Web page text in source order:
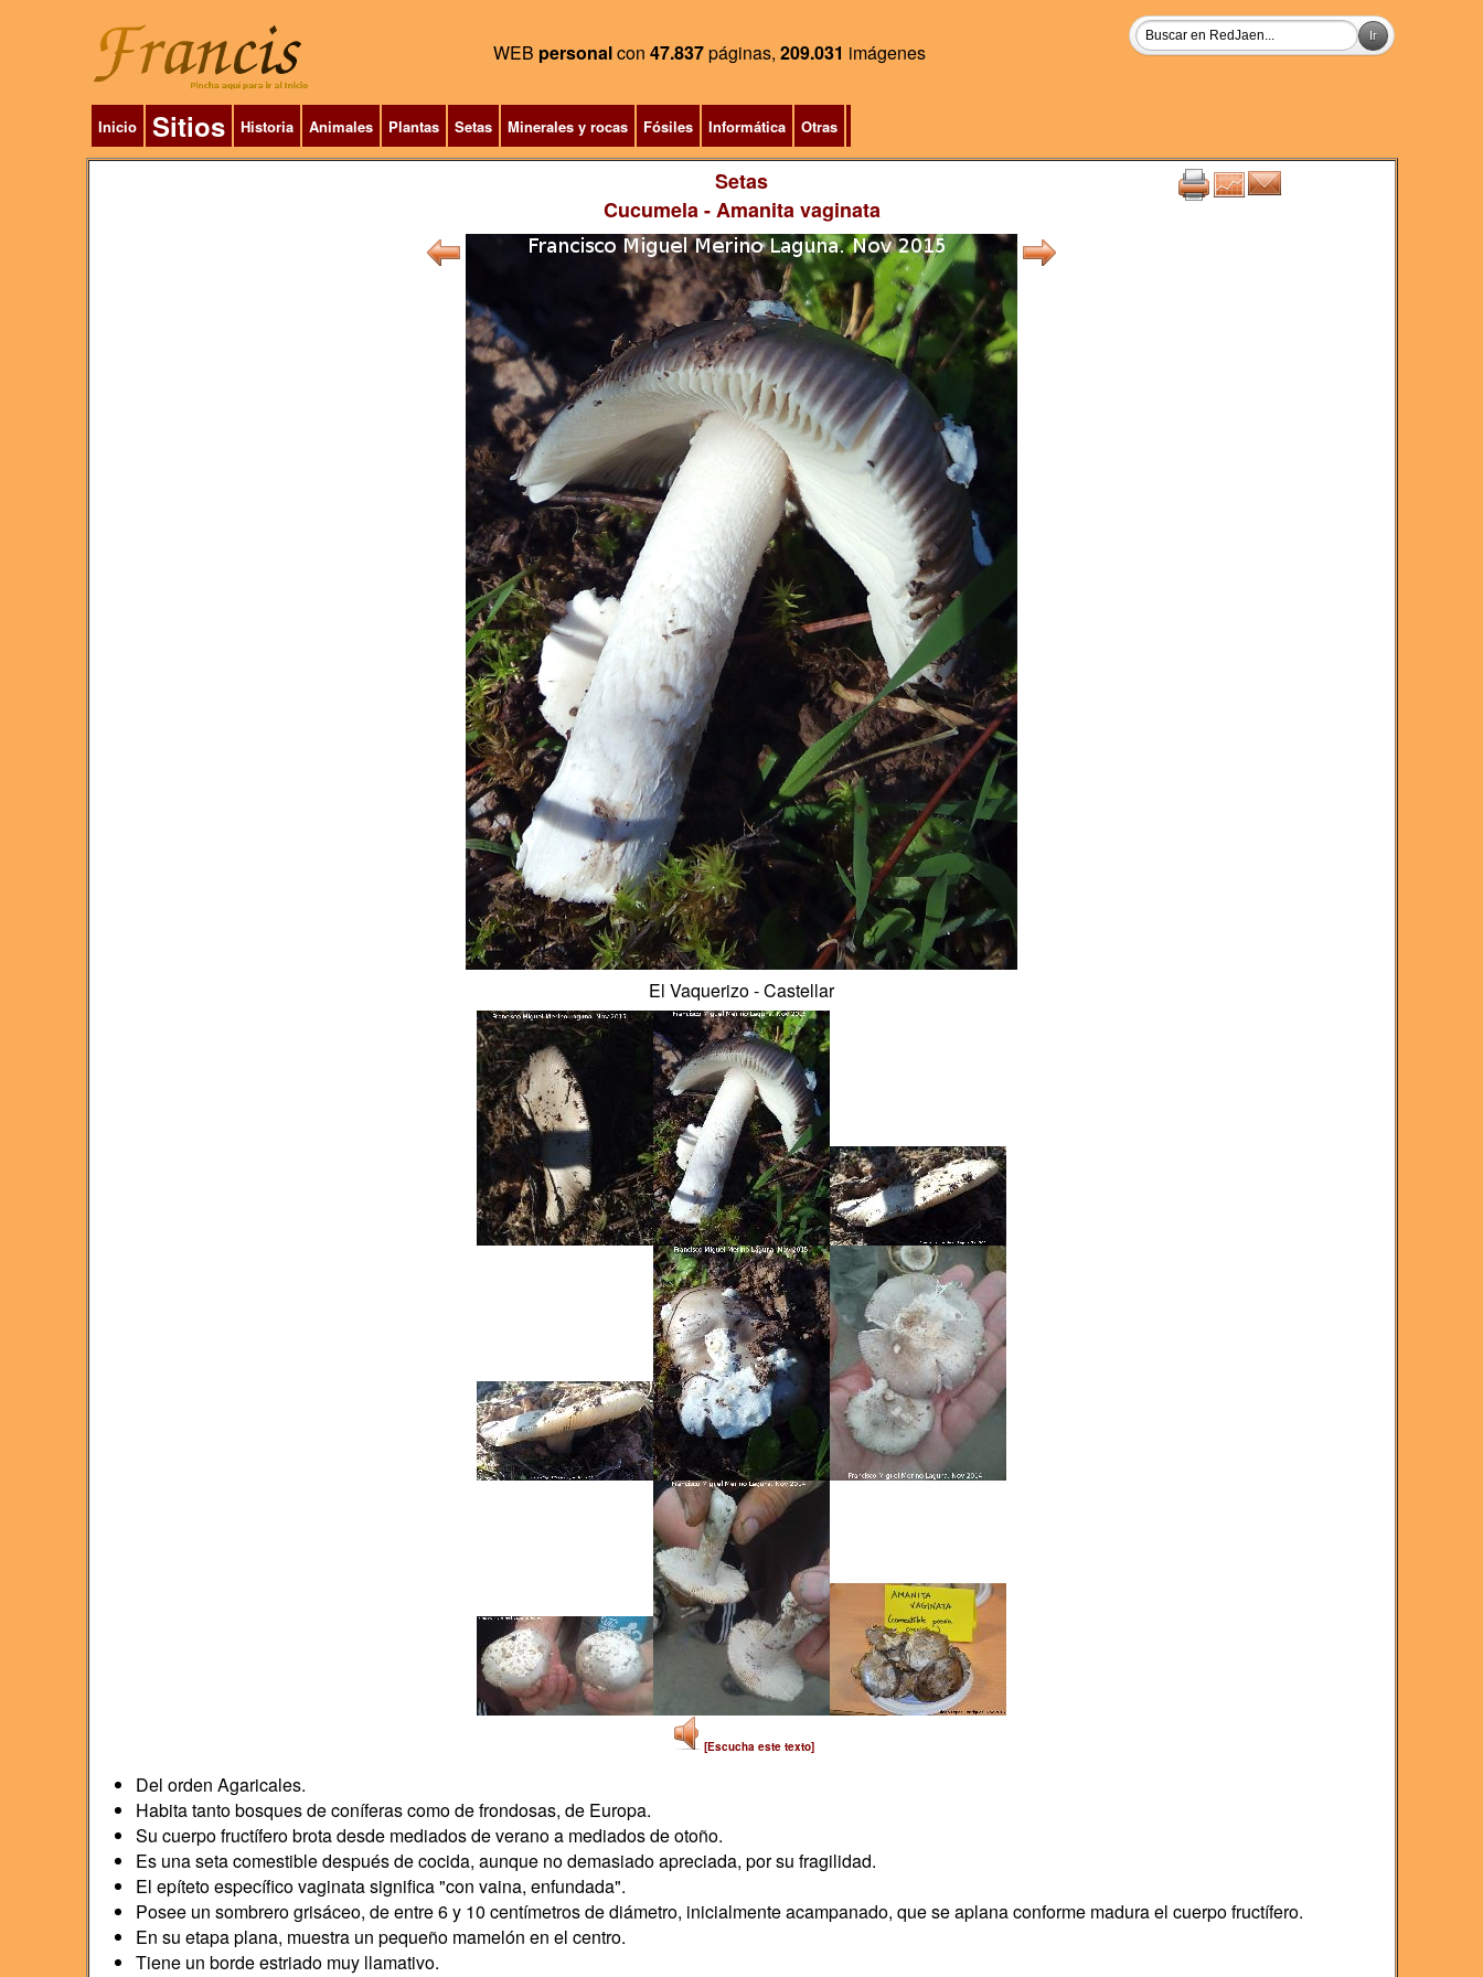
WEB personalcon 47.837páginas, 209.031 imágenes
Inicio Sitios Historia Animales Plantas Setas Minerales y rocas Fósiles Informática Otras
Setas
Cucumela- Amanita vaginata
El Vaquerizo - Castellar
[Escucha este texto]
Del orden Agaricales.
Habita tanto bosques de coníferas como de frondosas, de Europa.
Su cuerpo fructífero brota desde mediados de verano a mediados de otoño.
Es una seta comestible después de cocida, aunque no demasiado apreciada, por su fragilidad.
El epíteto específico vaginata significa "con vaina, enfundada".
Posee un sombrero grisáceo, de entre 6 y 10 centímetros de diámetro, inicialmente acampanado, que se aplana conforme madura el cuerpo fructífero.
En su etapa plana, muestra un pequeño mamelón en el centro.
Tiene un borde estriado muy llamativo.